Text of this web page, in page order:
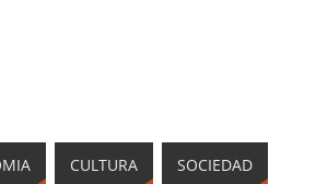
CULTURA SOCIEDAD